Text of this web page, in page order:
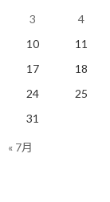
2022/12/09(金)
3
4
10
11
17
18
24
25
31
« 7月